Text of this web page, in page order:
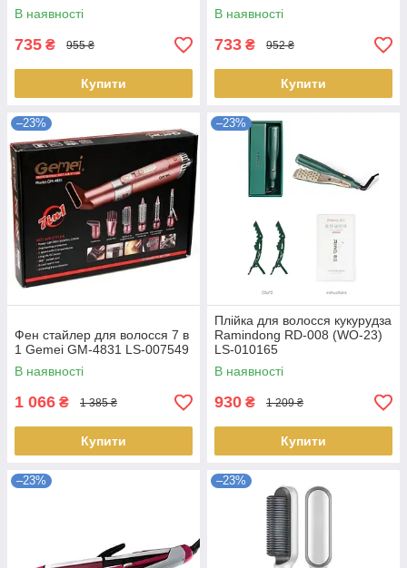
В наявності
735 ₴ 955 ₴
Купити
В наявності
733 ₴ 952 ₴
Купити
–23%
Фен стайлер для волосся 7 в
1 Gemei GM-4831 LS-007549
В наявності
1 066 ₴ 1 385 ₴
Купити
–23%
Плійка для волосся кукурудза
Ramindong RD-008 (WO-23)
LS-010165
В наявності
930 ₴ 1 209 ₴
Купити
–23% –23%